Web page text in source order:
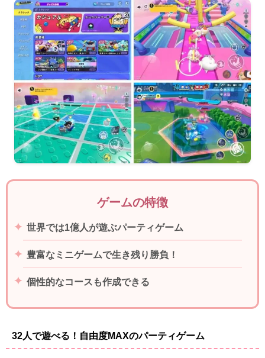
ゲームの特徴
世界では1億人が遊ぶパーティゲーム
豊富なミニゲームで生き残り勝負！
個性的なコースも作成できる
32人で遊べる！自由度MAXのパーティゲーム